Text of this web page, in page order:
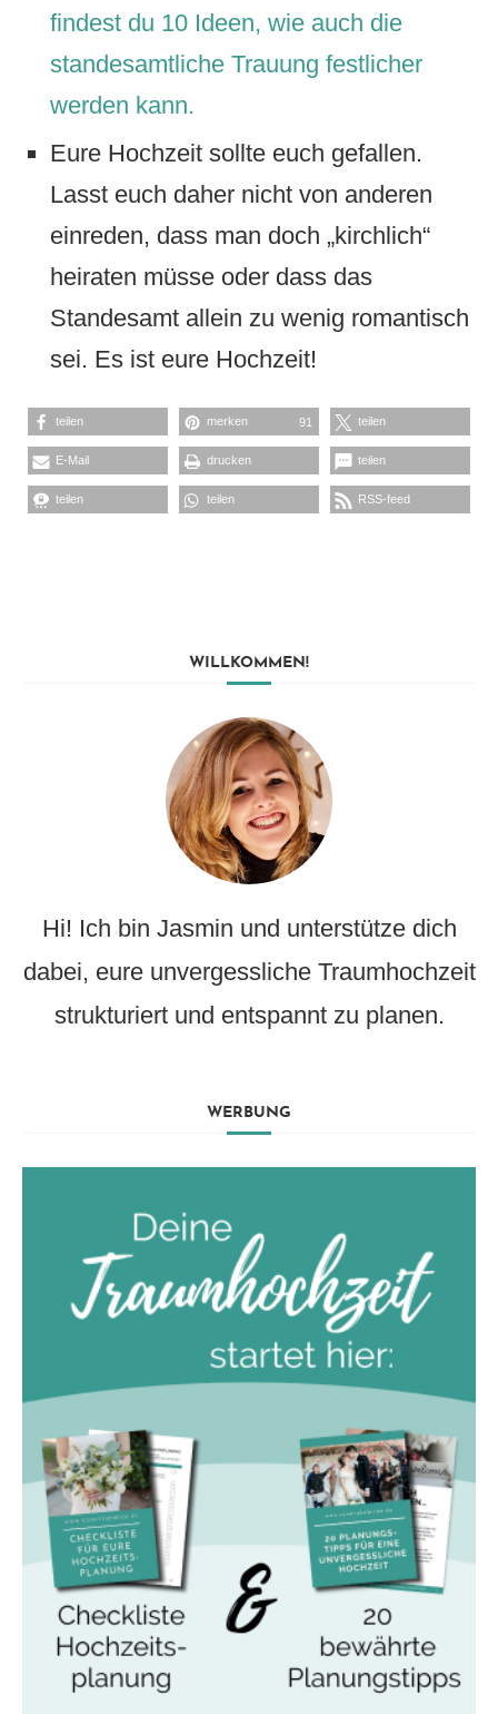
findest du 10 Ideen, wie auch die
standesamtliche Trauung festlicher
werden kann.
Eure Hochzeit sollte euch gefallen.
Lasst euch daher nicht von anderen
einreden, dass man doch „kirchlich“
heiraten müsse oder dass das
Standesamt allein zu wenig romantisch
sei. Es ist eure Hochzeit!
teilen merken 91 teilen
E-Mail drucken teilen
teilen teilen RSS-feed
WILLKOMMEN!
Hi! Ich bin Jasmin und unterstütze dich
dabei, eure unvergessliche Traumhochzeit
strukturiert und entspannt zu planen.
WERBUNG